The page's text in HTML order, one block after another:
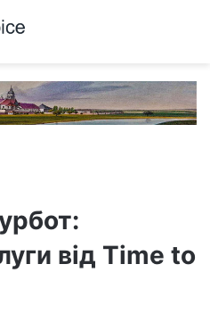
від Time to